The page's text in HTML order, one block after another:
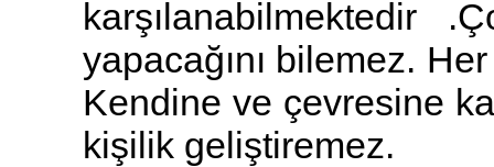
karşılanabilmektedir
yapacağını bilemez.
Kendine ve çevresine
kişilik geliştiremez.